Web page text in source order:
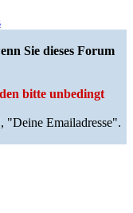
Sie dieses Forum
bitte unbedingt
"Deine Emailadresse".